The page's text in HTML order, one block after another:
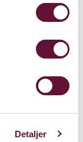
Detaljer